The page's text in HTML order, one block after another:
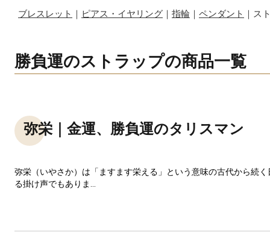
ブレスレット ｜ ピアス・イヤリング ｜ 指輪 ｜ ペンダント ｜ス
勝負運のストラップの商品一覧
弥栄｜金運、勝負運のタリスマン
弥栄（いやさか）は「ますます栄える」という意味の古代から続
る掛け声でもありま...